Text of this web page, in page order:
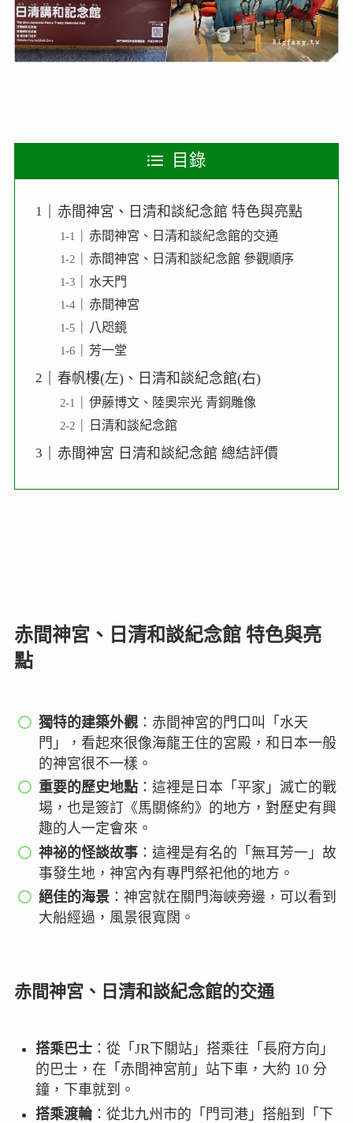
目錄
赤間神宮、日清和談紀念館 特色與亮點
赤間神宮、日清和談紀念館的交通
赤間神宮、日清和談紀念館 參觀順序
水天門
赤間神宮
八咫鏡
芳一堂
春帆樓(左)、日清和談紀念館(右)
伊藤博文、陸奧宗光 青銅雕像
日清和談紀念館
赤間神宮 日清和談紀念館 總結評價
赤間神宮、日清和談紀念館 特色與亮
點
獨特的建築外觀 ：赤間神宮的門口叫「水天
門」，看起來很像海龍王住的宮殿，和日本一般
的神宮很不一樣。
重要的歷史地點 ：這裡是日本「平家」滅亡的戰
場，也是簽訂《馬關條約》的地方，對歷史有興
趣的人一定會來。
神祕的怪談故事 ：這裡是有名的「無耳芳一」故
事發生地，神宮內有專門祭祀他的地方。
絕佳的海景 ：神宮就在關門海峽旁邊，可以看到
大船經過，風景很寬闊。
赤間神宮、日清和談紀念館的交通
搭乘巴士：從「JR下關站」搭乘往「長府方向」
的巴士，在「赤間神宮前」站下車，大約 10 分
鐘，下車就到。
搭乘渡輪：從北九州市的「門司港」搭船到「下